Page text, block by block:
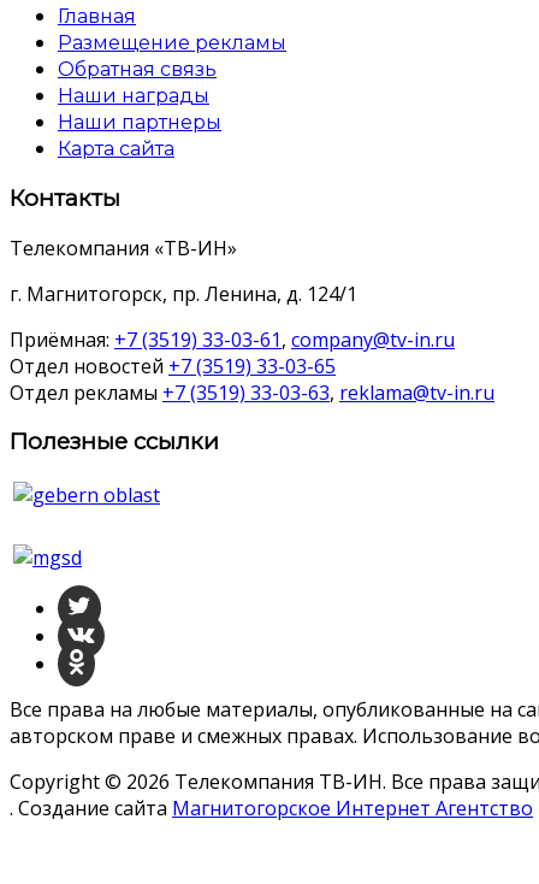
Главная
Размещение рекламы
Обратная связь
Наши награды
Наши партнеры
Карта сайта
Контакты
Телекомпания «ТВ-ИН»
г. Магнитогорск, пр. Ленина, д. 124/1
Приёмная: +7 (3519) 33-03-61, company@tv-in.ru
Отдел новостей +7 (3519) 33-03-65
Отдел рекламы +7 (3519) 33-03-63, reklama@tv-in.ru
Полезные ссылки
Все права на любые материалы, опубликованные на
авторском праве и смежных правах. Использование
Copyright © 2026 Телекомпания ТВ-ИН. Все права
. Создание сайта Магнитогорское Интернет Агентство